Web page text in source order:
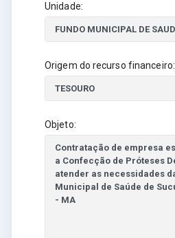
Unidade:
Origem do recurso financeiro:
Objeto: